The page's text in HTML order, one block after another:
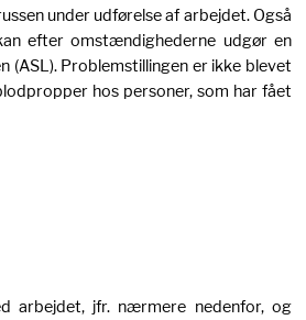
under udførelse af arbejdet. Også
efter omstændighederne udgør en
Problemstillingen er ikke blevet
hos personer, som har fået
arbejdet, jfr. nærmere nedenfor, og